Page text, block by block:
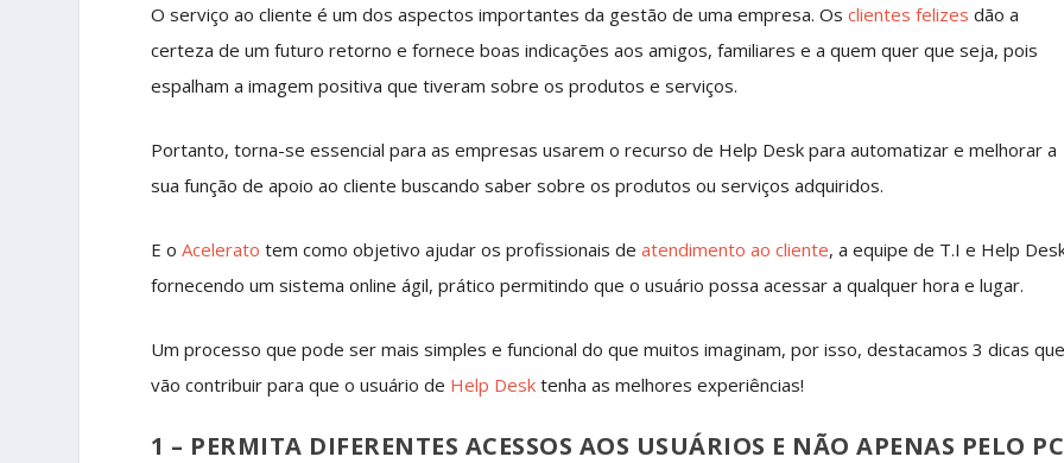
O serviço ao cliente é um dos aspectos importantes da gestão de uma empresa. Osclientes felizes dão a
certeza de um futuro retorno e fornece boas indicações aos amigos, familiares e a quem quer que seja, pois
espalham a imagem positiva que tiveram sobre os produtos e serviços.
Portanto, torna-se essencial para as empresas usarem o recurso de Help Desk para automatizar e melhorar a
sua função de apoio ao cliente buscando saber sobre os produtos ou serviços adquiridos.
E oAceleratotem como objetivo ajudar os profissionais deatendimento ao cliente, a equipe de T.I e Help
fornecendo um sistema online ágil, prático permitindo que o usuário possa acessar a qualquer hora e lugar.
Um processo que pode ser mais simples e funcional do que muitos imaginam, por isso, destacamos 3 dicas
vão contribuir para que o usuário de Help Desk tenha as melhores experiências!
1 – PERMITA DIFERENTES ACESSOS AOS USUÁRIOS E NÃO APENAS PELO PC